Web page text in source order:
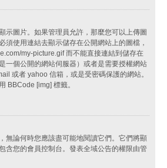
示圖片。如果管理員允許，那麼您可以上傳圖
須使用連結去顯示儲存在公開網站上的圖檔，
my-picture.gif 而不能直接連結到儲存在
一個公開的網站伺服器）或者是需要授權網站
或者 yahoo 信箱，或是受密碼保護的網站。
BBCode [img] 標籤。
無論何時您應該盡可能地閱讀它們。它們將顯
含您的會員控制台。發表全域公告的權限由管